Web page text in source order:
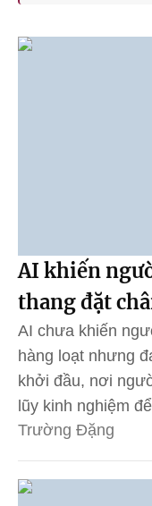
AI khiến
thang đặt
AI chưa khiến
hàng loạt nhưng
khởi đầu, nơi
lũy kinh nghiệm
Trường Đặng